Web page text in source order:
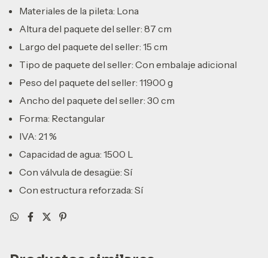
Materiales de la pileta: Lona
Altura del paquete del seller: 87 cm
Largo del paquete del seller: 15 cm
Tipo de paquete del seller: Con embalaje adicional
Peso del paquete del seller: 11900 g
Ancho del paquete del seller: 30 cm
Forma: Rectangular
IVA: 21 %
Capacidad de agua: 1500 L
Con válvula de desagüe: Sí
Con estructura reforzada: Sí